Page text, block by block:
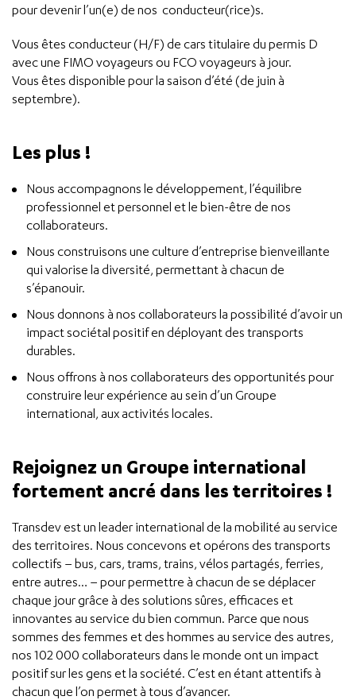
pour devenir l’un(e) de nos conducteur(rice)s.
Vous êtes conducteur (H/F) de cars titulaire du permis D
avec une FIMO voyageurs ou FCO voyageurs à jour.
Vous êtes disponible pour la saison d’été (de juin à
septembre).
Les plus !
Nous accompagnons le développement, l’équilibre
professionnel et personnel et le bien-être de nos
collaborateurs.
Nous construisons une culture d’entreprise bienveillante
qui valorise la diversité, permettant à chacun de
s’épanouir.
Nous donnons à nos collaborateurs la possibilité d’avoir un
impact sociétal positif en déployant des transports
durables.
Nous offrons à nos collaborateurs des opportunités pour
construire leur expérience au sein d’un Groupe
international, aux activités locales.
Rejoignez un Groupe international
fortement ancré dans les territoires !
Transdev est un leader international de la mobilité au service
des territoires. Nous concevons et opérons des transports
collectifs – bus, cars, trams, trains, vélos partagés, ferries,
entre autres… – pour permettre à chacun de se déplacer
chaque jour grâce à des solutions sûres, efficaces et
innovantes au service du bien commun. Parce que nous
sommes des femmes et des hommes au service des autres,
nos 102 000 collaborateurs dans le monde ont un impact
positif sur les gens et la société. C’est en étant attentifs à
chacun que l’on permet à tous d’avancer.